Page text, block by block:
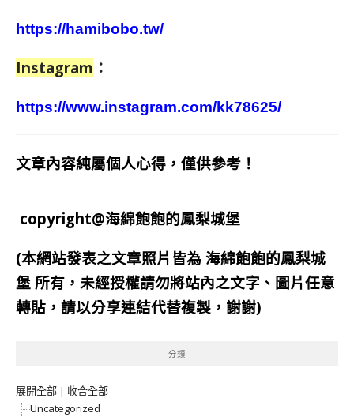
https://hamibobo.tw/
Instagram ：
https://www.instagram.com/kk78625/
文章內容純屬個人心得，僅供參考！
copyright@海綿飽飽的鳳梨城堡
(本網站發表之文章照片皆為 海綿飽飽的鳳梨城
堡 所有，未經授權請勿將站內之文字、圖片任意
轉貼，請以分享連結代替複製，謝謝)
分類
展開全部 | 收合全部
Uncategorized